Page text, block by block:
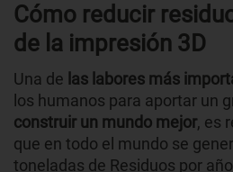
Cómo reducir
de la impresión 3D
Una de las labores más
los humanos para aportar un
construir un mundo mejor, es
que en todo el mundo se
toneladas de Residuos por